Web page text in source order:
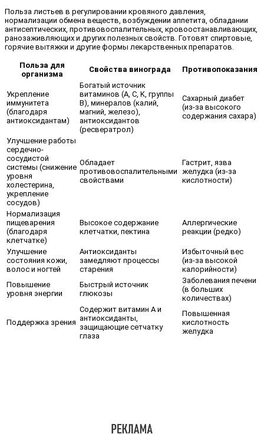
Польза листьев в регулировании кровяного давления,
нормализации обмена веществ, возбуждении аппетита, обладании
антисептических, противовоспалительных, кровоостанавливающих,
ранозаживляющих и других полезных свойств. Готовят спиртовые,
горячие вытяжки и другие формы лекарственных препаратов.
Польза для
организма
Свойства винограда Противопоказания
Укрепление
иммунитета
(благодаря
антиоксидантам)
Богатый источник
витаминов (A, C, K, группы
B), минералов (калий,
магний, железо),
антиоксидантов
(ресвератрол)
Сахарный диабет
(из-за высокого
содержания сахара)
Улучшение работы
сердечно-
сосудистой
системы (снижение
уровня
холестерина,
укрепление
сосудов)
Обладает
противовоспалительными
свойствами
Гастрит, язва
желудка (из-за
кислотности)
Нормализация
пищеварения
(благодаря
клетчатке)
Высокое содержание
клетчатки, пектина
Аллергические
реакции (редко)
Улучшение
состояния кожи,
волос и ногтей
Антиоксиданты
замедляют процессы
старения
Избыточный вес
(из-за высокой
калорийности)
Повышение
уровня энергии
Быстрый источник
глюкозы
Заболевания печени
(в больших
количествах)
Поддержка зрения
Содержит витамин А и
антиоксиданты,
защищающие сетчатку
глаза
Повышенная
кислотность
желудка